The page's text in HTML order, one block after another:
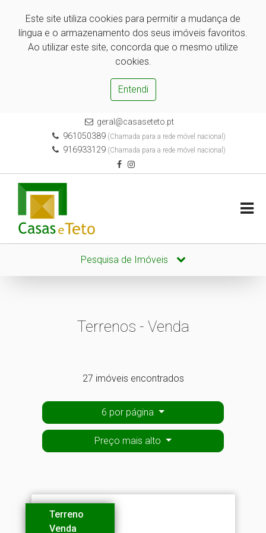
Este site utiliza cookies para permitir a mudança de
língua e o armazenamento dos seus imóveis favoritos.
Ao utilizar este site, concorda que o mesmo utilize
cookies.
Entendi
geral@casaseteto.pt
961050389 (Chamada para a rede móvel nacional)
916933129 (Chamada para a rede móvel nacional)
Pesquisa de Imóveis
Terrenos - Venda
27 imóveis encontrados
6 por página
Preço mais alto
Terreno
Venda